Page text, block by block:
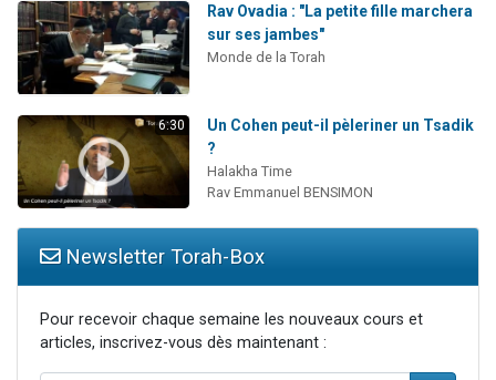
Rav Ovadia : "La petite fille marchera
sur ses jambes"
Monde de la Torah
6:30
Un Cohen peut-il pèleriner un Tsadik
?
Halakha Time
Rav Emmanuel BENSIMON
Newsletter Torah-Box
Pour recevoir chaque semaine les nouveaux cours et
articles, inscrivez-vous dès maintenant :